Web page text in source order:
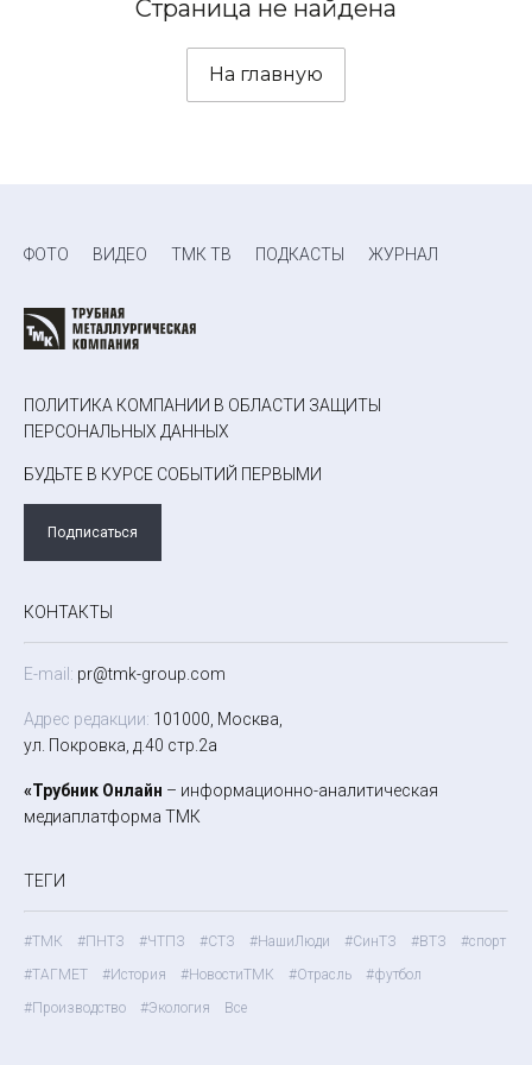
Страница не найдена
На главную
ФОТО ВИДЕО ТМК ТВ ПОДКАСТЫ ЖУРНАЛ
ПОЛИТИКА КОМПАНИИ В ОБЛАСТИ ЗАЩИТЫ
ПЕРСОНАЛЬНЫХ ДАННЫХ
БУДЬТЕ В КУРСЕ СОБЫТИЙ ПЕРВЫМИ
Подписаться
КОНТАКТЫ
E-mail: pr@tmk-group.com
Адрес редакции: 101000, Москва,
ул. Покровка, д.40 стр.2а
«Трубник Онлайн – информационно-аналитическая
медиаплатформа ТМК
ТЕГИ
#ТМК #ПНТЗ #ЧТПЗ #СТЗ #НашиЛюди #СинТЗ #ВТЗ
#спорт
#ТАГМЕТ
#История #НовостиТМК #Отрасль
#футбол
#Производство
#Экология Все